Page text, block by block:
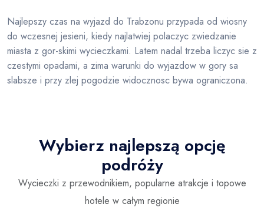
Najlepszy czas na wyjazd do Trabzonu przypada od wiosny
do wczesnej jesieni, kiedy najlatwiej polaczyc zwiedzanie
miasta z gor-skimi wycieczkami. Latem nadal trzeba liczyc sie z
czestymi opadami, a zima warunki do wyjazdow w gory sa
slabsze i przy zlej pogodzie widocznosc bywa ograniczona.
Wybierz najlepszą opcję
podróży
Wycieczki z przewodnikiem, popularne atrakcje i topowe
hotele w całym regionie